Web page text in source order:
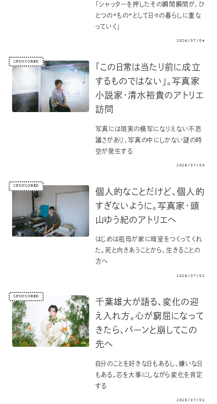
「シャッターを押したその瞬間瞬間が、ひ
とつの“もの”として日々の暮らしに重な
っていく」
2026/07/04
SPONSORED
「この日常は当たり前に成立
するものではない」。写真家
小説家・清水裕貴のアトリエ
訪問
写真には現実の模写になりえない不思
議さがあり、写真の中にしかない謎の時
空が発生する
2026/07/03
SPONSORED
個人的なことだけど、個人的
すぎないように。写真家・頭
山ゆう紀のアトリエへ
はじめは祖母が家に暗室をつくってくれ
た。死と向きあうことから、生きることの
方へ
2026/07/02
SPONSORED
千葉雄大が語る、変化の迎
え入れ方。心が窮屈になって
きたら、バーンと崩してこの
先へ
自分のことを好きな日もあるし、嫌いな日
もある。芯を大事にしながら変化を肯定
する
2026/07/01